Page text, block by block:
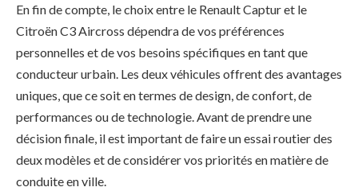
En fin de compte, le choix entre le Renault Captur et le
Citroën C3 Aircross dépendra de vos préférences
personnelles et de vos besoins spécifiques en tant que
conducteur urbain. Les deux véhicules offrent des avantages
uniques, que ce soit en termes de design, de confort, de
performances ou de technologie. Avant de prendre une
décision finale, il est important de faire un essai routier des
deux modèles et de considérer vos priorités en matière de
conduite en ville.